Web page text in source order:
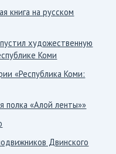
книга на русском
художественную
Коми
«Республика Коми:
полка «Алой ленты»»
Двинского